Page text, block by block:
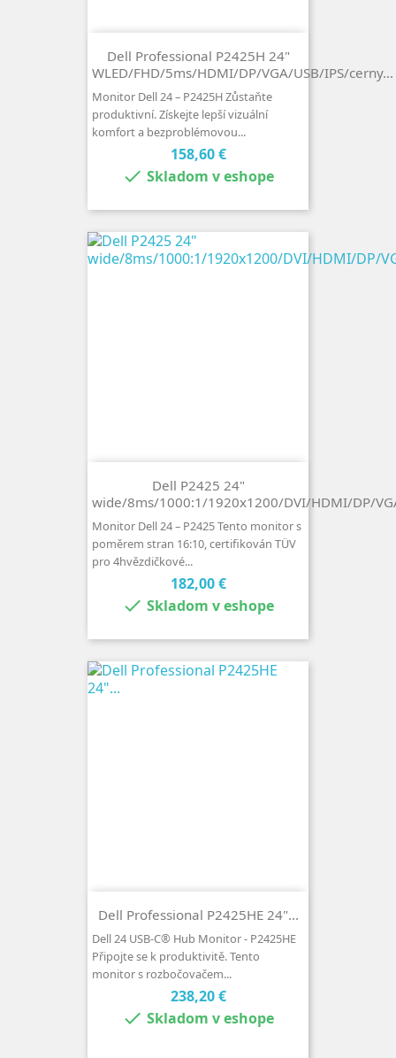
Dell Professional P2425H 24"
WLED/FHD/5ms/HDMI/DP/VGA/USB/IPS/cerny...
Monitor Dell 24 – P2425H Zůstaňte
produktivní. Získejte lepší vizuální
komfort a bezproblémovou...
Cena
158,60 €
 Skladom v eshope
Dell P2425 24"
wide/8ms/1000:1/1920x1200/DVI/HDMI/DP/
Monitor Dell 24 – P2425 Tento monitor s
poměrem stran 16:10, certifikován TÜV
pro 4hvězdičkové...
Cena
182,00 €
 Skladom v eshope
Dell Professional P2425HE 24"...
Dell 24 USB-C® Hub Monitor - P2425HE
Připojte se k produktivitě. Tento
monitor s rozbočovačem...
Cena
238,20 €
 Skladom v eshope